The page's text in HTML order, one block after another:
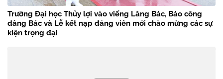
Trường Đại học Thủy lợi vào viếng Lăng Bác, Báo công
dâng Bác và Lễ kết nạp đảng viên mới chào mừng các sự
kiện trọng đại